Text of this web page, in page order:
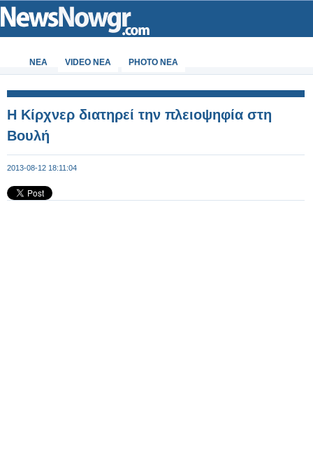
ΝΕΑ VIDEO NEA PHOTO NEA
Η Κίρχνερ διατηρεί την πλειοψηφία στη
Βουλή
2013-08-12 18:11:04